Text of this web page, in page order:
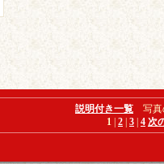
説明付き一覧 写真
1 2 3 4 次